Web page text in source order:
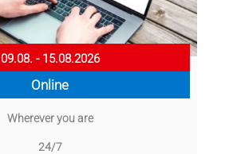
09.08. - 15.08.2026
Online
Wherever you are
24/7